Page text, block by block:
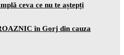
ceva ce nu te aștepți
în Gorj din cauza